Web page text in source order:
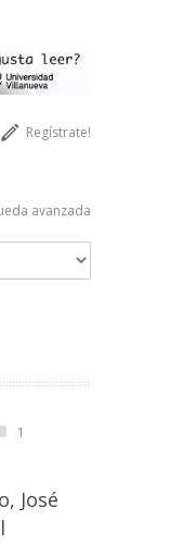
Regístrate!
avanzada
1
José